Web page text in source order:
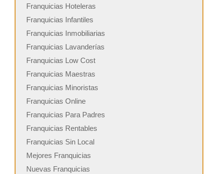
Franquicias Hoteleras
Franquicias Infantiles
Franquicias Inmobiliarias
Franquicias Lavanderías
Franquicias Low Cost
Franquicias Maestras
Franquicias Minoristas
Franquicias Online
Franquicias Para Padres
Franquicias Rentables
Franquicias Sin Local
Mejores Franquicias
Nuevas Franquicias